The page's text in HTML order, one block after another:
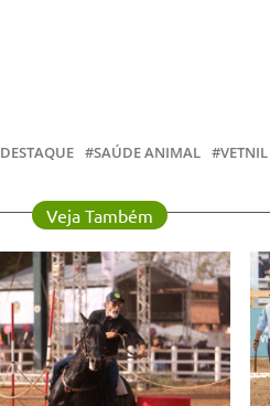
DESTAQUE SAÚDE ANIMAL VETNIL
Veja Também